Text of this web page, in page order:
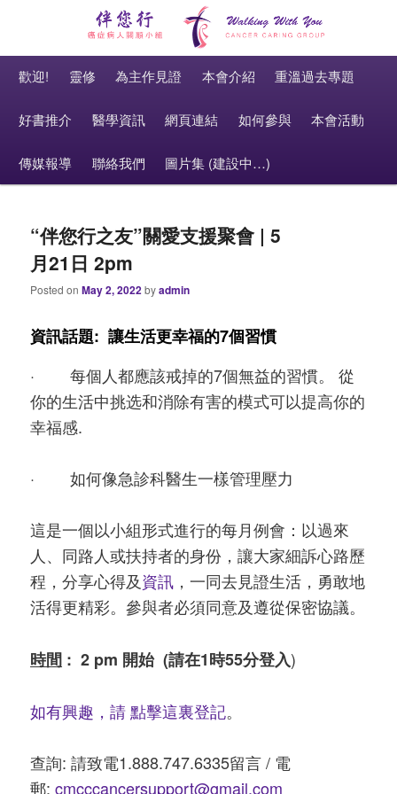
伴您行 Walking With You
癌症病人關顧小組 Cancer Caring Group
Skip to primary content
Skip to secondary content
歡迎! 靈修 為主作見證 本會介紹 重溫過去專題
好書推介 醫學資訊 網頁連結 如何參與 本會活動
傳媒報導 聯絡我們 圖片集 (建設中…)
“伴您行之友”關愛支援聚會 | 5
月21日 2pm
Posted onMay 2, 2022byadmin
資訊話題: 讓生活更幸福的7個習慣
· 每個人都應該戒掉的7個無益的習慣。 從
你的生活中挑选和消除有害的模式可以提高你的
幸福感.
· 如何像急診科醫生一樣管理壓力
這是一個以小組形式進行的每月例會：以過來
人、同路人或扶持者的身份，讓大家細訴心路歷
程，分享心得及資訊 ，一同去見證生活，勇敢地
活得更精彩。參與者必須同意及遵從保密協議。
時間 : 2 pm 開始(請在1時55分登入)
如有興趣，請點擊這裏登記。
查詢: 請致電1.888.747.6335留言 / 電
郵:cmcccancersupport@gmail.com